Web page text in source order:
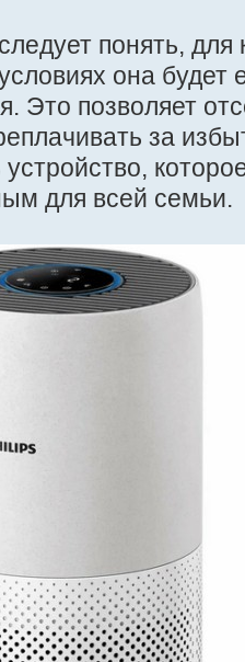
понять, для
она будет
Это позволяет
за
для всей семьи.